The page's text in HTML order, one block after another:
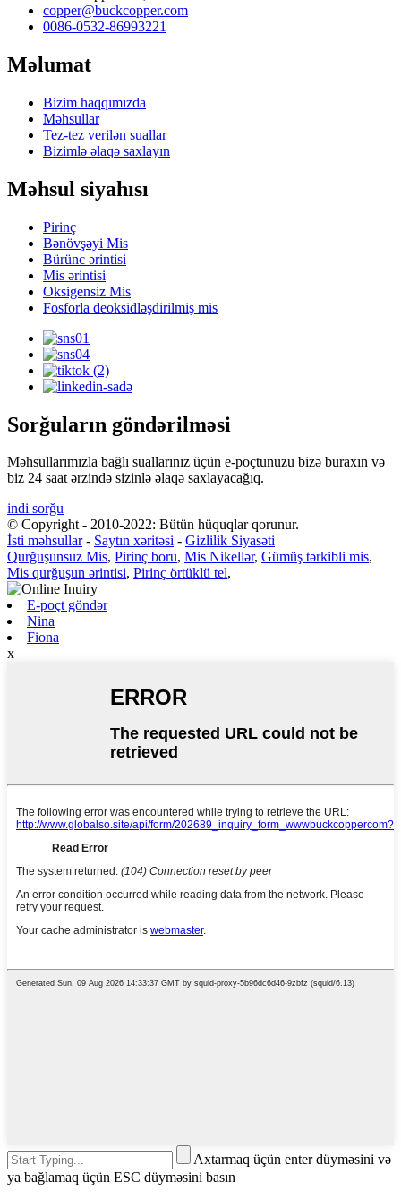
copper@buckcopper.com
0086-0532-86993221
Məlumat
Bizim haqqımızda
Məhsullar
Tez-tez verilən suallar
Bizimlə əlaqə saxlayın
Məhsul siyahısı
Pirinç
Bənövşəyi Mis
Bürünc ərintisi
Mis ərintisi
Oksigensiz Mis
Fosforla deoksidləşdirilmiş mis
Sorğuların göndərilməsi
Məhsullarımızla bağlı suallarınız üçün e-poçtunuzu bizə buraxın və
biz 24 saat ərzində sizinlə əlaqə saxlayacağıq.
indi sorğu
© Copyright - 2010-2022: Bütün hüquqlar qorunur.
İsti məhsullar- Saytın xəritəsi - Gizlilik Siyasəti
Qurğuşunsuz Mis, Pirinç boru, Mis Nikellər, Gümüş tərkibli mis,
Mis qurğuşun ərintisi, Pirinç örtüklü tel,
E-poçt göndər
Nina
Fiona
x
Axtarmaq üçün enter düyməsini və
ya bağlamaq üçün ESC düyməsini basın